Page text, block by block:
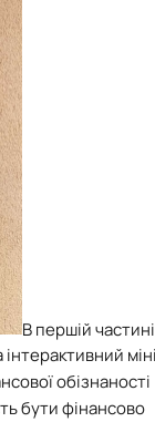
В першій частині
обізнаності
бути фінансово